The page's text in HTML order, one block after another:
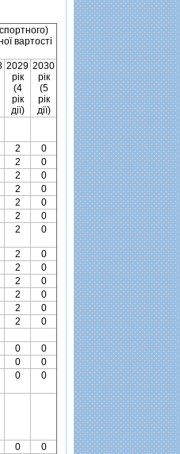
вартостi
2029
рiк
(4
рiк
дiї)
2030
рiк
(5
рiк
дiї)
2
0
2
0
2
0
2
0
2
0
2
0
2 0
2
0
2
0
2
0
2
0
2
0
2
0
0
0
0
0
0 0
0
0